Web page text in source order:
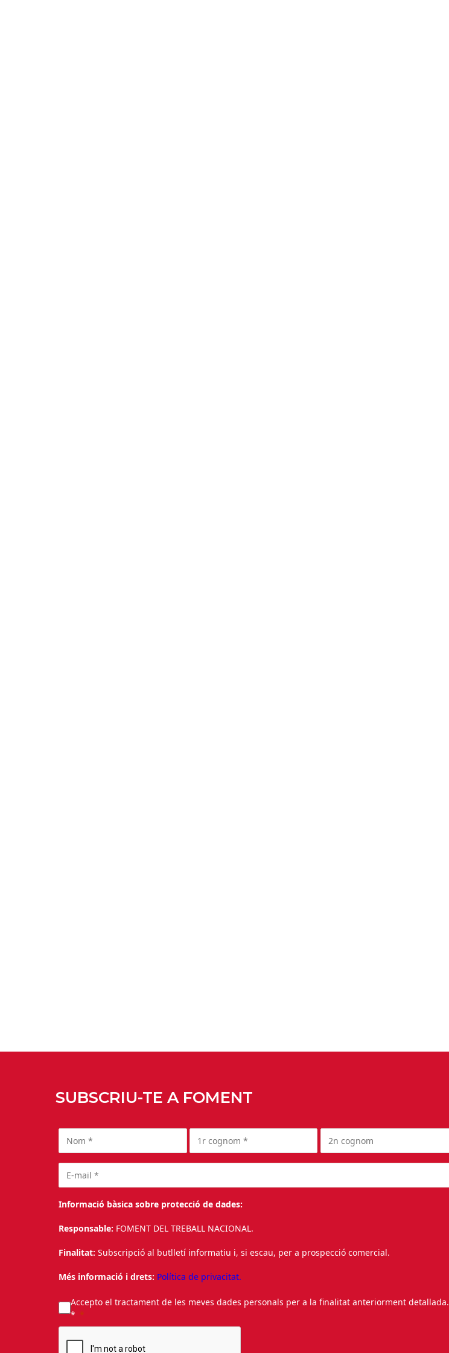
SUBSCRIU-TE A FOMENT
Informació bàsica sobre protecció de dades:
Responsable: FOMENT DEL TREBALL NACIONAL.
Finalitat: Subscripció al butlletí informatiu i, si escau, per a prospecció comercial.
Més informació i drets: Política de privacitat.
Accepto el tractament de les meves dades personals per a la finalitat anteriorment detallada.
*